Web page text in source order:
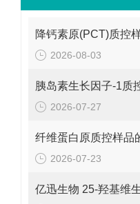
降钙素原(PCT)质控
2026-08-03
2026-07-27
2026-07-23